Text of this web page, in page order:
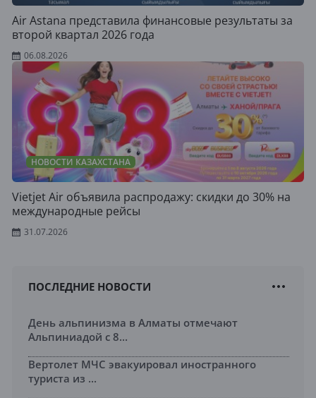
Air Astana представила финансовые результаты за
второй квартал 2026 года
06.08.2026
НОВОСТИ КАЗАХСТАНА
Vietjet Air объявила распродажу: скидки до 30% на
международные рейсы
31.07.2026
ПОСЛЕДНИЕ НОВОСТИ
День альпинизма в Алматы отмечают
Альпиниадой с 8...
Вертолет МЧС эвакуировал иностранного
туриста из ...